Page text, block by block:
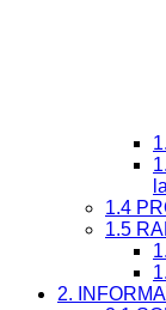
1.4
1.5
2.